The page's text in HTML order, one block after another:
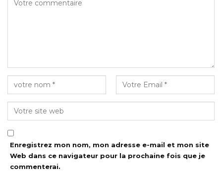
Enregistrez mon nom, mon adresse e-mail et mon site
Web dans ce navigateur pour la prochaine fois que je
commenterai.